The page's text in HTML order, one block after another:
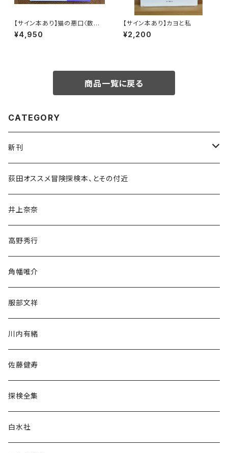
【サイン本あり】猫の悪口〈数量
限定・オリジナルトート付き〉
¥4,950
【サイン本あり】カヨと私
¥2,200
商品一覧に戻る
CATEGORY
新刊
和書
文学・小説・物語
随筆・ノンフィクション・その他
民族・風習
言語・ことば
荻田オススメ冒険探検本、とその付近
井上奈奈
高野秀行
角幡唯介
服部文祥
川内有緒
佐藤健寿
探検全集
白水社